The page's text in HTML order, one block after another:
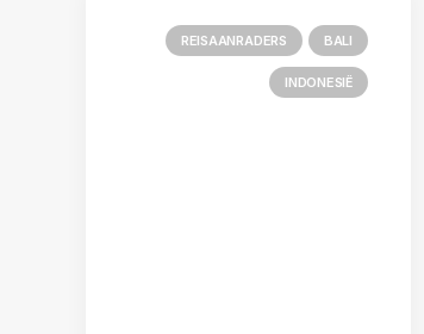
REISAANRADERS BALI
INDONESIË